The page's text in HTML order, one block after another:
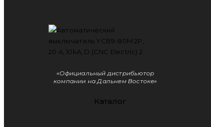
«Официальный дистрибьютор
компании на Дальнем Востоке»
Каталог